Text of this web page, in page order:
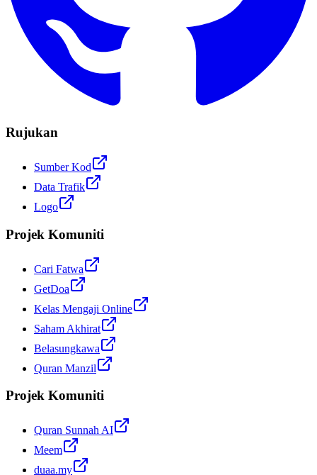
Rujukan
Sumber Kod
Data Trafik
Logo
Projek Komuniti
Cari Fatwa
GetDoa
Kelas Mengaji Online
Saham Akhirat
Belasungkawa
Quran Manzil
Projek Komuniti
Quran Sunnah AI
Meem
duaa.my